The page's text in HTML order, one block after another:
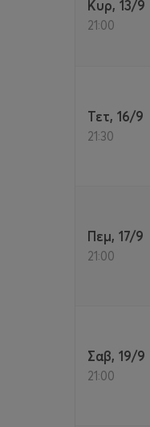
Κυρ, 13/9
21:00
Τετ, 16/9
21:30
Πεμ, 17/9
21:00
Σαβ, 19/9
21:00